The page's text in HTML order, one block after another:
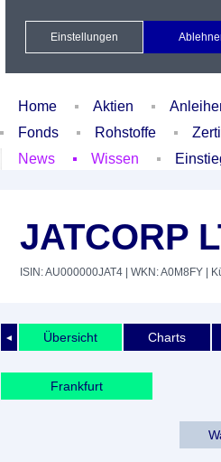
Xetra Realtime
Watchlist
Home Aktien
Fonds
Rohstoffe
News
Wissen
JATCORP
ISIN: AU000000JAT4 | WKN: A0M8FY |
◄ Übersicht Charts
Frankfurt
Einstellungen